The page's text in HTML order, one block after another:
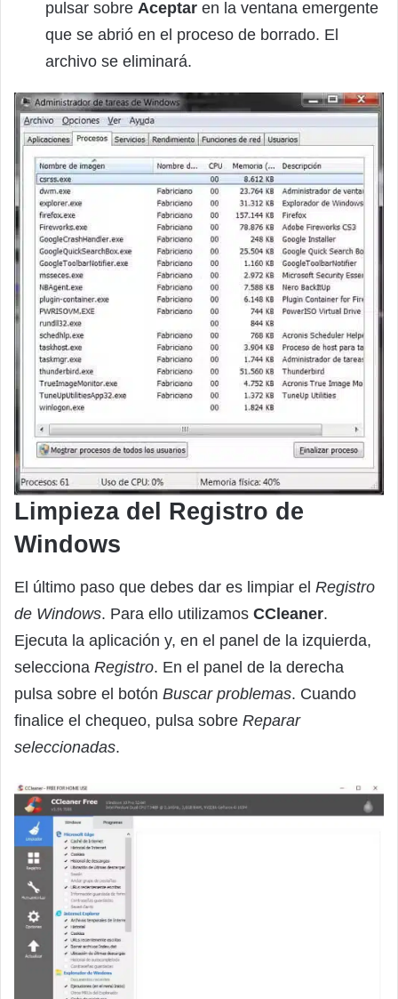
pulsar sobre Aceptar en la ventana emergente
que se abrió en el proceso de borrado. El
archivo se eliminará.
Limpieza del Registro de
Windows
El último paso que debes dar es limpiar el Registro
de Windows. Para ello utilizamos CCleaner.
Ejecuta la aplicación y, en el panel de la izquierda,
selecciona Registro. En el panel de la derecha
pulsa sobre el botón Buscar problemas. Cuando
finalice el chequeo, pulsa sobre Reparar
seleccionadas.